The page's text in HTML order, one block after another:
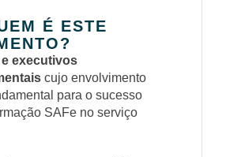
É ESTE
executivos
cujo envolvimento
para o sucesso
SAFe no serviço